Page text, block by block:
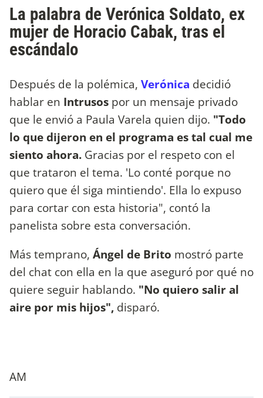
La palabra de Verónica Soldato, ex
mujer de Horacio Cabak, tras el
escándalo
Después de la polémica, Verónica decidió
hablar en Intrusos por un mensaje privado
que le envió a Paula Varela quien dijo. "Todo
lo que dijeron en el programa es tal cual me
siento ahora. Gracias por el respeto con el
que trataron el tema. 'Lo conté porque no
quiero que él siga mintiendo'. Ella lo expuso
para cortar con esta historia", contó la
panelista sobre esta conversación.
Más temprano, Ángel de Brito mostró parte
del chat con ella en la que aseguró por qué no
quiere seguir hablando. "No quiero salir al
aire por mis hijos", disparó.
AM